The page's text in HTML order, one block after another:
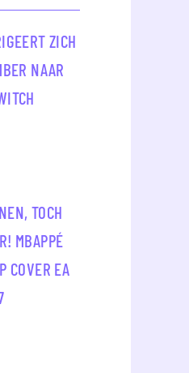
ZICH
NAAR
TOCH
MBAPPÉ
COVER EA